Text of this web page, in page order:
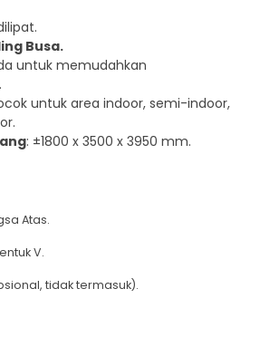
Busa.
untuk memudahkan
untuk area indoor, semi-indoor,
: ±1800 x 3500 x 3950 mm.
Atas.
V.
tidak termasuk).